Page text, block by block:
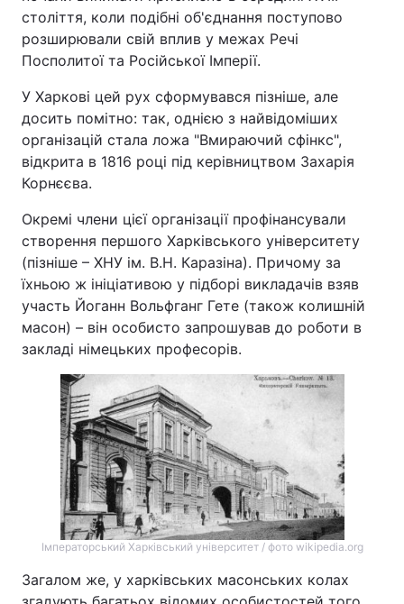
століття, коли подібні об'єднання поступово
розширювали свій вплив у межах Речі
Посполитої та Російської Імперії.
У Харкові цей рух сформувався пізніше, але
досить помітно: так, однією з найвідоміших
організацій стала ложа "Вмираючий сфінкс",
відкрита в 1816 році під керівництвом Захарія
Корнєєва.
Окремі члени цієї організації профінансували
створення першого Харківського університету
(пізніше – ХНУ ім. В.Н. Каразіна). Причому за
їхньою ж ініціативою у підборі викладачів взяв
участь Йоганн Вольфганг Гете (також колишній
масон) – він особисто запрошував до роботи в
закладі німецьких професорів.
Імператорський Харківський університет / фото wikipedia.org
Загалом же, у харківських масонських колах